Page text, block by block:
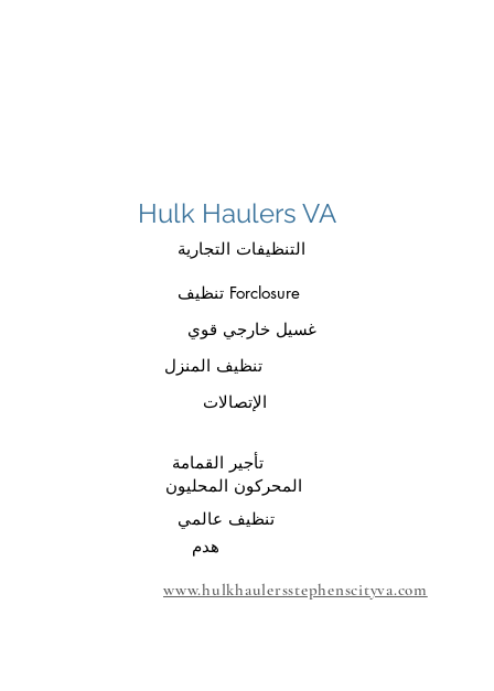
Hulk Haulers VA
التنظيفات التجارية
تنظيف Forclosure
غسيل خارجي قوي
تنظيف المنزل
الإتصالات
تأجير القمامة
المحركون المحليون
تنظيف عالمي
هدم
www.hulkhaulersstephenscityva.com